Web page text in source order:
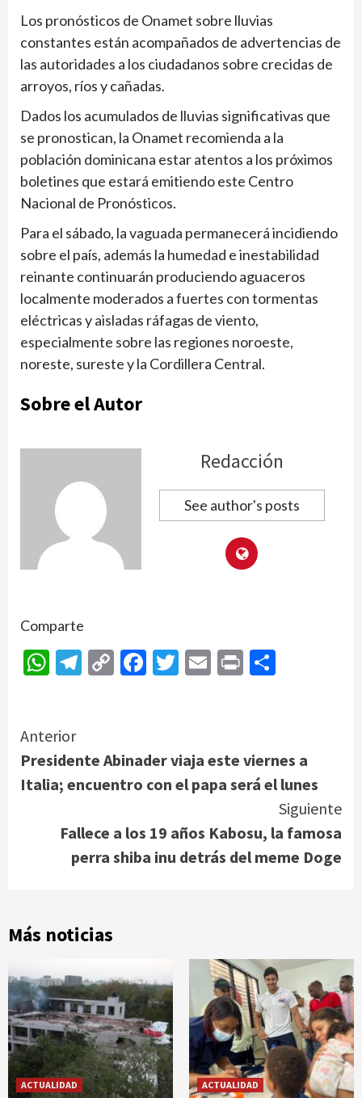
Los pronósticos de Onamet sobre lluvias
constantes están acompañados de advertencias de
las autoridades a los ciudadanos sobre crecidas de
arroyos, ríos y cañadas.
Dados los acumulados de lluvias significativas que
se pronostican, la Onamet recomienda a la
población dominicana estar atentos a los próximos
boletines que estará emitiendo este Centro
Nacional de Pronósticos.
Para el sábado, la vaguada permanecerá incidiendo
sobre el país, además la humedad e inestabilidad
reinante continuarán produciendo aguaceros
localmente moderados a fuertes con tormentas
eléctricas y aisladas ráfagas de viento,
especialmente sobre las regiones noroeste,
noreste, sureste y la Cordillera Central.
Sobre el Autor
Redacción
See author's posts
Comparte
WhatsApp
Telegram
CopyFacebook
Twitter
Email
Print
Continue
Reading
Anterior
Presidente Abinader viaja este viernes a
Italia; encuentro con el papa será el lunes
Siguiente
Fallece a los 19 años Kabosu, la famosa
perra shiba inu detrás del meme Doge
Más noticias
ACTUALIDAD ACTUALIDAD